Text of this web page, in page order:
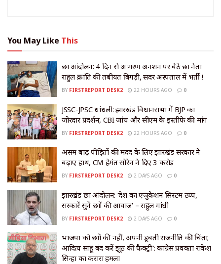
You May Like This
छात्र आंदोलन: 4 दिन से आमरण अनशन पर बैठे छात्र नेता
राहुल क्रांति की तबीयत बिगड़ी, सदर अस्पताल में भर्ती !
BY FIRSTREPORT DESK2 22 HOURS AGO 0
JSSC-JPSC धांधली: झारखंड विधानसभा में BJP का
जोरदार प्रदर्शन, CBI जांच और सीएम के इस्तीफे की मांग
BY FIRSTREPORT DESK2 22 HOURS AGO 0
असम बाढ़ पीड़ितों की मदद के लिए झारखंड सरकार ने
बढ़ाए हाथ, CM हेमंत सोरेन ने दिए ₹3 करोड़
BY FIRSTREPORT DESK2 2 DAYS AGO 0
झारखंड छात्र आंदोलन: ‘देश का एजुकेशन सिस्टम ठप्प,
सरकारें सुनें छात्रों की आवाज’ – राहुल गांधी
BY FIRSTREPORT DESK2 2 DAYS AGO 0
भाजपा को छात्रों की नहीं, अपनी डूबती राजनीति की चिंता;
आदित्य साहू बंद करें झूठ की फैक्ट्री”: कांग्रेस प्रवक्ता राकेश
सिन्हा का करारा हमला